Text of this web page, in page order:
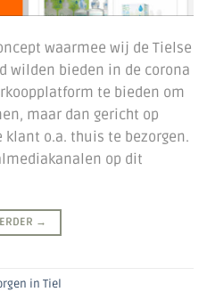
waarmee wij de Tielse
wilden bieden in de corona
te bieden om
maar dan gericht op
klant o.a. thuis te bezorgen.
op dit
→
in Tiel